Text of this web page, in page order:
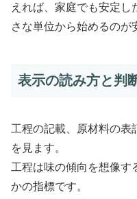
えれば、家庭でも安定
さな単位から始めるのが
表示の読み方と判
工程の記載、原材料の表
を見ます。
工程は味の傾向を想像す
かの指標です。